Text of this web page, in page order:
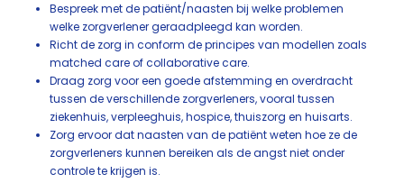
Bespreek met de patiënt/naasten bij welke problemen
welke zorgverlener geraadpleegd kan worden.
Richt de zorg in conform de principes van modellen zoals
matched care of collaborative care.
Draag zorg voor een goede afstemming en overdracht
tussen de verschillende zorgverleners, vooral tussen
ziekenhuis, verpleeghuis, hospice, thuiszorg en huisarts.
Zorg ervoor dat naasten van de patiënt weten hoe ze de
zorgverleners kunnen bereiken als de angst niet onder
controle te krijgen is.